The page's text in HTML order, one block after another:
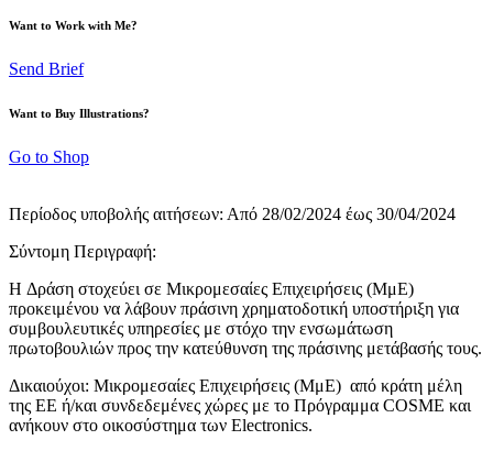
Want to Work with Me?
Send Brief
Want to Buy Illustrations?
Go to Shop
Περίοδος υποβολής αιτήσεων: Από 28/02/2024 έως 30/04/2024
Σύντομη Περιγραφή:
H Δράση στοχεύει σε Μικρομεσαίες Επιχειρήσεις (ΜμΕ)
προκειμένου να λάβουν πράσινη χρηματοδοτική υποστήριξη για
συμβουλευτικές υπηρεσίες με στόχο την ενσωμάτωση
πρωτοβουλιών προς την κατεύθυνση της πράσινης μετάβασής τους.
Δικαιούχοι: Μικρομεσαίες Επιχειρήσεις (ΜμΕ) από κράτη μέλη
της ΕΕ ή/και συνδεδεμένες χώρες με το Πρόγραμμα COSME και
ανήκουν στο οικοσύστημα των Electronics.